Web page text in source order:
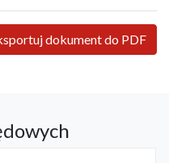
dokument do PDF